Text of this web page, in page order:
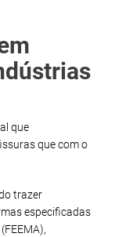
que
que com o
trazer
especificadas
(FEEMA),